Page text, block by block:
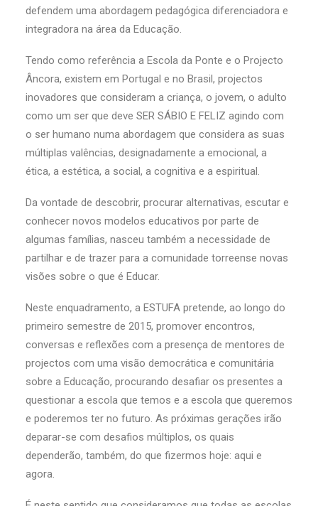
defendem uma abordagem pedagógica diferenciadora e
integradora na área da Educação.
Tendo como referência a Escola da Ponte e o Projecto
Âncora, existem em Portugal e no Brasil, projectos
inovadores que consideram a criança, o jovem, o adulto
como um ser que deve SER SÁBIO E FELIZ agindo com
o ser humano numa abordagem que considera as suas
múltiplas valências, designadamente a emocional, a
ética, a estética, a social, a cognitiva e a espiritual.
Da vontade de descobrir, procurar alternativas, escutar e
conhecer novos modelos educativos por parte de
algumas famílias, nasceu também a necessidade de
partilhar e de trazer para a comunidade torreense novas
visões sobre o que é Educar.
Neste enquadramento, a ESTUFA pretende, ao longo do
primeiro semestre de 2015, promover encontros,
conversas e reflexões com a presença de mentores de
projectos com uma visão democrática e comunitária
sobre a Educação, procurando desafiar os presentes a
questionar a escola que temos e a escola que queremos
e poderemos ter no futuro. As próximas gerações irão
deparar-se com desafios múltiplos, os quais
dependerão, também, do que fizermos hoje: aqui e
agora.